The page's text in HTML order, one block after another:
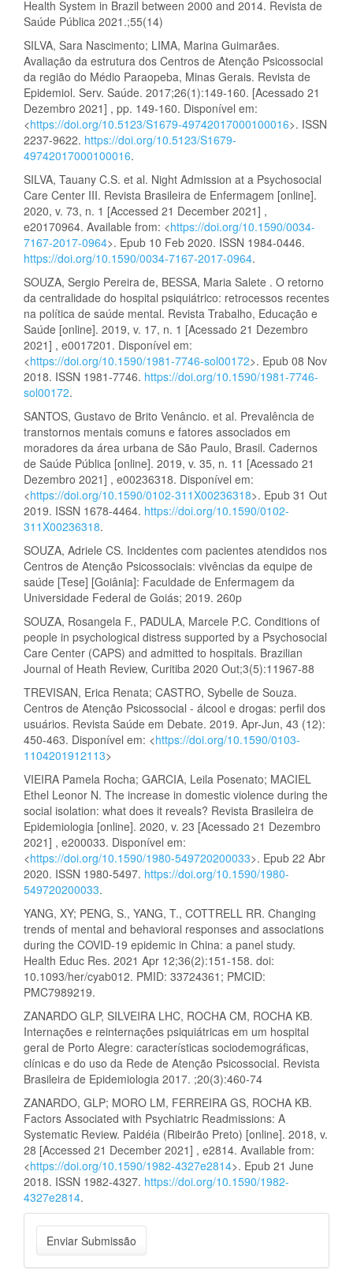
Health System in Brazil between 2000 and 2014. Revista de
Saúde Pública 2021.;55(14)
SILVA, Sara Nascimento; LIMA, Marina Guimarães.
Avaliação da estrutura dos Centros de Atenção Psicossocial
da região do Médio Paraopeba, Minas Gerais. Revista de
Epidemiol. Serv. Saúde. 2017;26(1):149-160. [Acessado 21
Dezembro 2021] , pp. 149-160. Disponível em:
<https://doi.org/10.5123/S1679-49742017000100016>. ISSN
2237-9622. https://doi.org/10.5123/S1679-
49742017000100016.
SILVA, Tauany C.S. et al. Night Admission at a Psychosocial
Care Center III. Revista Brasileira de Enfermagem [online].
2020, v. 73, n. 1 [Accessed 21 December 2021] ,
e20170964. Available from: <https://doi.org/10.1590/0034-
7167-2017-0964>. Epub 10 Feb 2020. ISSN 1984-0446.
https://doi.org/10.1590/0034-7167-2017-0964.
SOUZA, Sergio Pereira de, BESSA, Maria Salete . O retorno
da centralidade do hospital psiquiátrico: retrocessos recentes
na política de saúde mental. Revista Trabalho, Educação e
Saúde [online]. 2019, v. 17, n. 1 [Acessado 21 Dezembro
2021] , e0017201. Disponível em:
<https://doi.org/10.1590/1981-7746-sol00172>. Epub 08 Nov
2018. ISSN 1981-7746. https://doi.org/10.1590/1981-7746-
sol00172.
SANTOS, Gustavo de Brito Venâncio. et al. Prevalência de
transtornos mentais comuns e fatores associados em
moradores da área urbana de São Paulo, Brasil. Cadernos
de Saúde Pública [online]. 2019, v. 35, n. 11 [Acessado 21
Dezembro 2021] , e00236318. Disponível em:
<https://doi.org/10.1590/0102-311X00236318>. Epub 31 Out
2019. ISSN 1678-4464. https://doi.org/10.1590/0102-
311X00236318.
SOUZA, Adriele CS. Incidentes com pacientes atendidos nos
Centros de Atenção Psicossociais: vivências da equipe de
saúde [Tese] [Goiânia]: Faculdade de Enfermagem da
Universidade Federal de Goiás; 2019. 260p
SOUZA, Rosangela F., PADULA, Marcele P.C. Conditions of
people in psychological distress supported by a Psychosocial
Care Center (CAPS) and admitted to hospitals. Brazilian
Journal of Heath Review, Curitiba 2020 Out;3(5):11967-88
TREVISAN, Erica Renata; CASTRO, Sybelle de Souza.
Centros de Atenção Psicossocial - álcool e drogas: perfil dos
usuários. Revista Saúde em Debate. 2019. Apr-Jun, 43 (12):
450-463. Disponível em: <https://doi.org/10.1590/0103-
1104201912113>
VIEIRA Pamela Rocha; GARCIA, Leila Posenato; MACIEL
Ethel Leonor N. The increase in domestic violence during the
social isolation: what does it reveals? Revista Brasileira de
Epidemiologia [online]. 2020, v. 23 [Acessado 21 Dezembro
2021] , e200033. Disponível em:
<https://doi.org/10.1590/1980-549720200033>. Epub 22 Abr
2020. ISSN 1980-5497. https://doi.org/10.1590/1980-
549720200033.
YANG, XY; PENG, S., YANG, T., COTTRELL RR. Changing
trends of mental and behavioral responses and associations
during the COVID-19 epidemic in China: a panel study.
Health Educ Res. 2021 Apr 12;36(2):151-158. doi:
10.1093/her/cyab012. PMID: 33724361; PMCID:
PMC7989219.
ZANARDO GLP, SILVEIRA LHC, ROCHA CM, ROCHA KB.
Internações e reinternações psiquiátricas em um hospital
geral de Porto Alegre: características sociodemográficas,
clínicas e do uso da Rede de Atenção Psicossocial. Revista
Brasileira de Epidemiologia 2017. ;20(3):460-74
ZANARDO, GLP; MORO LM, FERREIRA GS, ROCHA KB.
Factors Associated with Psychiatric Readmissions: A
Systematic Review. Paidéia (Ribeirão Preto) [online]. 2018, v.
28 [Accessed 21 December 2021] , e2814. Available from:
<https://doi.org/10.1590/1982-4327e2814>. Epub 21 June
2018. ISSN 1982-4327. https://doi.org/10.1590/1982-
4327e2814.
Enviar
Submissão
Enviar Submissão